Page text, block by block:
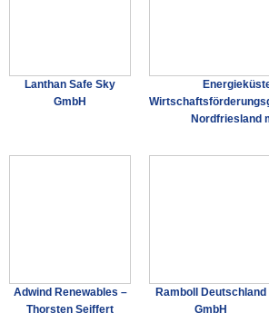
Lanthan Safe Sky
GmbH
Nordfriesland
Adwind Renewables –
Thorsten Seiffert
Ramboll Deutschland
GmbH